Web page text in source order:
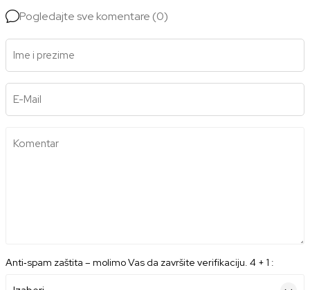
Pogledajte sve komentare (0)
Ime i prezime
E-Mail
Komentar
Anti‑spam zaštita – molimo Vas da završite verifikaciju. 4 + 1 :